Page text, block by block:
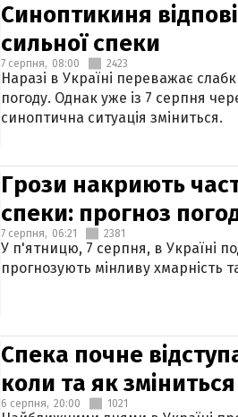
Синоптикиня
сильної спеки
7 серпня, 08:00 2423
Наразі в Україні переважає
погоду. Однак уже із 7 серпня
синоптична ситуація зміниться.
Грози накриють
спеки: прогноз
7 серпня, 06:21 2381
У п'ятницю, 7 серпня, в Україні
прогнозують мінливу хмарність
Спека почне
коли та як
6 серпня, 20:00 1021